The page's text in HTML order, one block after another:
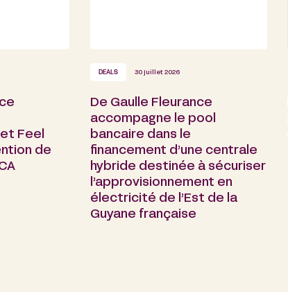
Feel
de
DEALS 30 juillet 2026
De Gaulle Fleurance
accompagne le pool
bancaire dans le
financement d’une centrale
hybride destinée à sécuriser
l’approvisionnement en
électricité de l’Est de la
Guyane française